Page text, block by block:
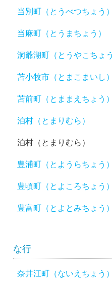
当別町（とうべつちょう）
当麻町（とうまちょう）
洞爺湖町（とうやこちょう
苫小牧市（とまこまいし）
苫前町（とままえちょう）
泊村（とまりむら）
泊村（とまりむら）
豊浦町（とようらちょう）
豊頃町（とよころちょう）
豊富町（とよとみちょう）
な行
奈井江町（ないえちょう）